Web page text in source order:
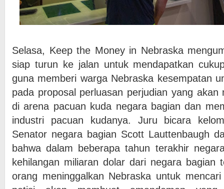
Selasa, Keep the Money in Nebraska
siap turun ke jalan untuk mendapatkan
guna memberi warga Nebraska kesempatan
pada proposal perluasan perjudian yang akan
di arena pacuan kuda negara bagian dan
industri pacuan kudanya. Juru bicara
Senator negara bagian Scott Lauttenbaugh
bahwa dalam beberapa tahun terakhir
kehilangan miliaran dolar dari negara bagian
orang meninggalkan Nebraska untuk